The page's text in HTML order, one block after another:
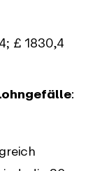
£ 1830,4
: